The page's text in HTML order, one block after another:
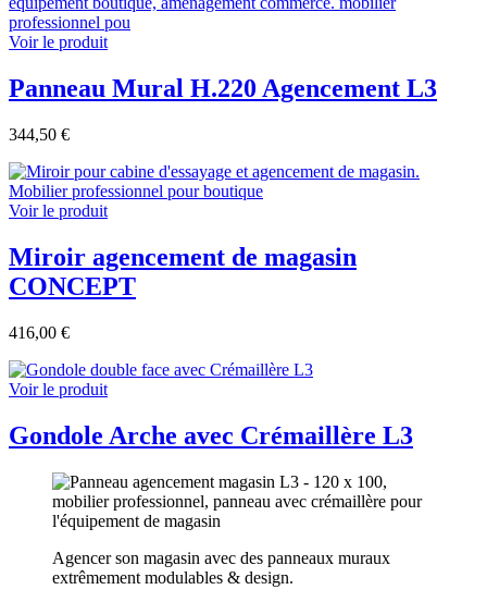
Voir le produit
Panneau Mural H.220 Agencement L3
344,50 €
Voir le produit
Miroir agencement de magasin
CONCEPT
416,00 €
Voir le produit
Gondole Arche avec Crémaillère L3
Agencer son magasin avec des panneaux muraux
extrêmement modulables & design.